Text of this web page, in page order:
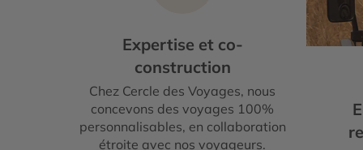
Expertise et co-
construction
Chez Cercle des Voyages, nous
concevons des voyages 100%
personnalisables, en collaboration
étroite avec nos voyageurs.